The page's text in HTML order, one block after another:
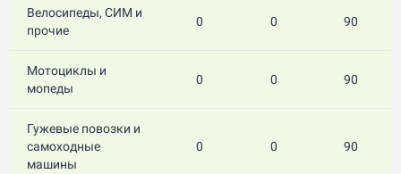
Велосипеды, СИМ и
прочие
0 0 90
Мотоциклы и
мопеды
0 0 90
Гужевые повозки и
самоходные
машины
0 0 90